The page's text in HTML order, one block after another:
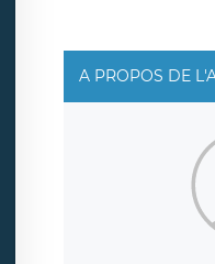
A PROPOS DE